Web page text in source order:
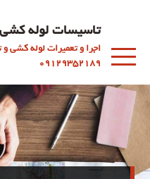
رفتن
مطلب
تاسیسات لوله کشی
اجرا و تعمیرات لوله کشی
09129352189